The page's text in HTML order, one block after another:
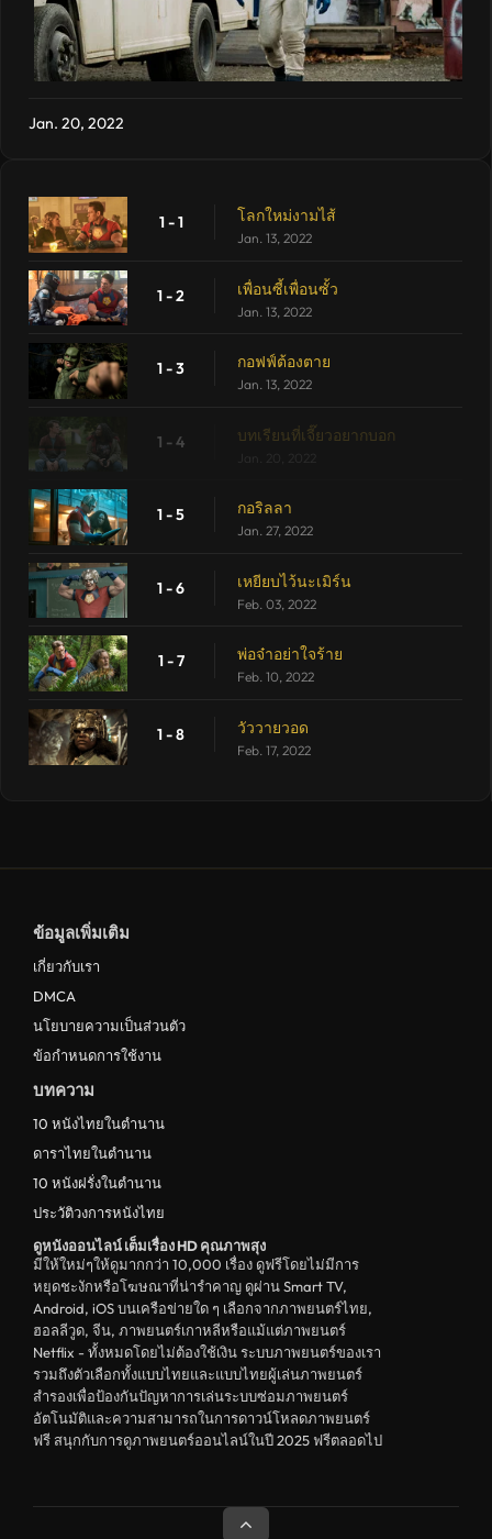
Jan. 20, 2022
1 - 1 โลกใหม่งามไส้
Jan. 13, 2022
1 - 2 เพื่อนซี้เพื่อนซั้ว
Jan. 13, 2022
1 - 3 กอฟฟ์ต้องตาย
Jan. 13, 2022
1 - 4 บทเรียนที่เจี๊ยวอยากบอก
1 - 5 กอริลลา
Jan. 27, 2022
1 - 6 เหยียบไว้นะเมิร์น
Feb. 03, 2022
1 - 7 พ่อจ๋าอย่าใจร้าย
Feb. 10, 2022
1 - 8 วัววายวอด
Feb. 17, 2022
ข้อมูลเพิ่มเติม
เกี่ยวกับเรา
DMCA
นโยบายความเป็นส่วนตัว
ข้อกำหนดการใช้งาน
บทความ
10 หนังไทยในตำนาน
ดาราไทยในตำนาน
10 หนังฝรั่งในตำนาน
ประวัติวงการหนังไทย
ดูหนังออนไลน์ เต็มเรื่อง HD คุณภาพสุง
มีให้ใหม่ๆให้ดูมากกว่า 10,000 เรื่อง ดูฟรีโดยไม่มีการ
หยุดชะงักหรือโฆษณาที่น่ารำคาญ ดูผ่าน Smart TV,
Android, iOS บนเครือข่ายใด ๆ เลือกจากภาพยนตร์ไทย,
ฮอลลีวูด, จีน, ภาพยนตร์เกาหลีหรือแม้แต่ภาพยนตร์
Netflix - ทั้งหมดโดยไม่ต้องใช้เงิน ระบบภาพยนตร์ของเรา
รวมถึงตัวเลือกทั้งแบบไทยและแบบไทยผู้เล่นภาพยนตร์
สำรองเพื่อป้องกันปัญหาการเล่นระบบซ่อมภาพยนตร์
อัตโนมัติและความสามารถในการดาวน์โหลดภาพยนตร์
ฟรี สนุกกับการดูภาพยนตร์ออนไลน์ในปี 2025 ฟรีตลอดไป